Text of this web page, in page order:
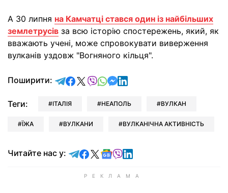
А 30 липня на Камчатці стався один із найбільших
землетрусів за всю історію спостережень, який, як
вважають учені, може спровокувати виверження
вулканів уздовж "Вогняного кільця".
Поширити: відправити у Telegram
поділитись у Facebook
поділитись у X
відправити у Viber
відправити у Whatsapp
відправити у Messenger
відправити у LinkedIn
Теги: ІТАЛІЯ НЕАПОЛЬ ВУЛКАН
ЇЖА ВУЛКАНИ ВУЛКАНІЧНА АКТИВНІСТЬ
Читайте нас у: Читайте у Telegram
Читайте у Facebook
Читайте у X
Читайте у Google news
Читайте у Viber
Читайте у LinkedIn